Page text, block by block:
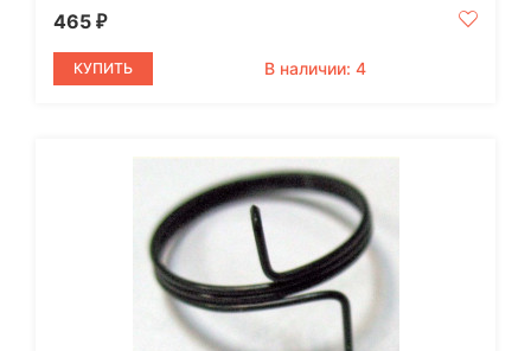
465 ₽
КУПИТЬ В наличии: 4